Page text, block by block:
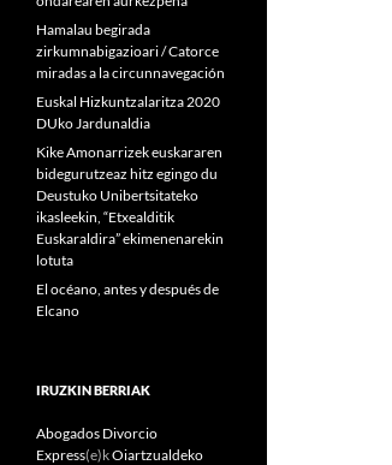
Hamalau begirada
zirkumnabigazioari / Catorce
miradas a la circunnavegación
Euskal Hizkuntzalaritza 2020
DUko Jardunaldia
Kike Amonarrizek euskararen
bidegurutzeaz hitz egingo du
Deustuko Unibertsitateko
ikasleekin, “Etxealditik
Euskaraldira” ekimenenarekin
lotuta
El océano, antes y después de
Elcano
IRUZKIN BERRIAK
Abogados Divorcio
Express(e)kOiartzualdeko